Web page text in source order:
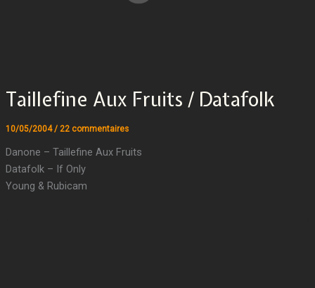
Taillefine Aux Fruits / Datafolk
10/05/2004/ 22 commentaires
Danone – Taillefine Aux Fruits
Datafolk – If Only
Young & Rubicam